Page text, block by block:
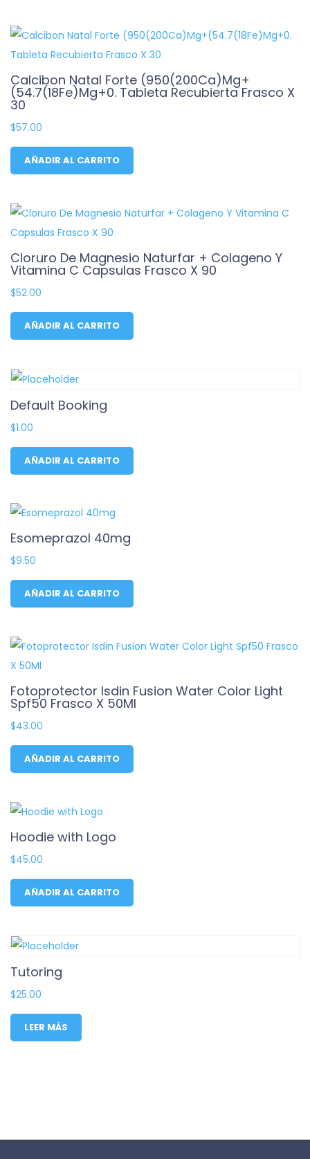
Calcibon Natal Forte (950(200Ca)Mg+
(54.7(18Fe)Mg+0. Tableta Recubierta Frasco X
30
$57.00
AÑADIR AL CARRITO
Cloruro De Magnesio Naturfar + Colageno Y
Vitamina C Capsulas Frasco X 90
$52.00
AÑADIR AL CARRITO
Default Booking
$1.00
AÑADIR AL CARRITO
Esomeprazol 40mg
$9.50
AÑADIR AL CARRITO
Fotoprotector Isdin Fusion Water Color Light
Spf50 Frasco X 50Ml
$43.00
AÑADIR AL CARRITO
Hoodie with Logo
$45.00
AÑADIR AL CARRITO
Tutoring
$25.00
LEER MÁS